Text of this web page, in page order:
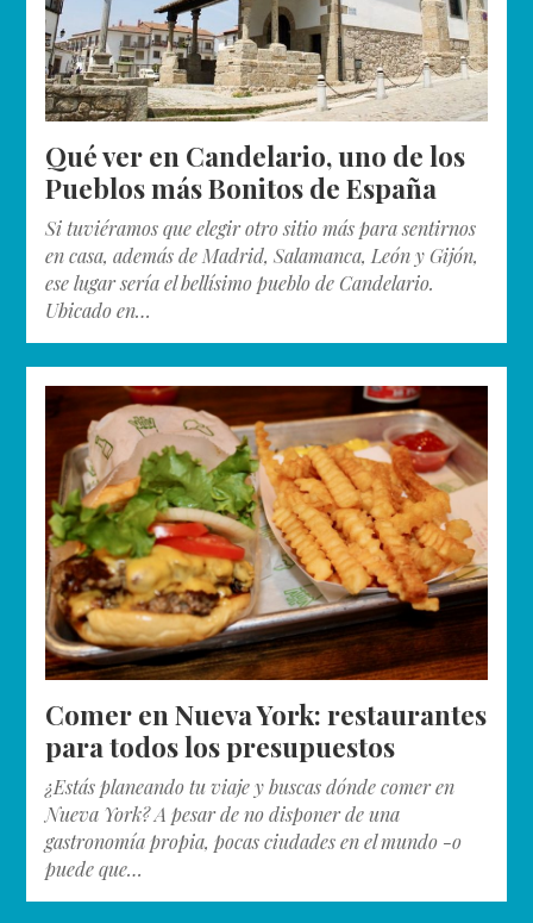
Qué ver en Candelario, uno de los
Pueblos más Bonitos de España
Si tuviéramos que elegir otro sitio más para sentirnos
en casa, además de Madrid, Salamanca, León y Gijón,
ese lugar sería el bellísimo pueblo de Candelario.
Ubicado en…
Comer en Nueva York: restaurantes
para todos los presupuestos
¿Estás planeando tu viaje y buscas dónde comer en
Nueva York? A pesar de no disponer de una
gastronomía propia, pocas ciudades en el mundo -o
puede que…